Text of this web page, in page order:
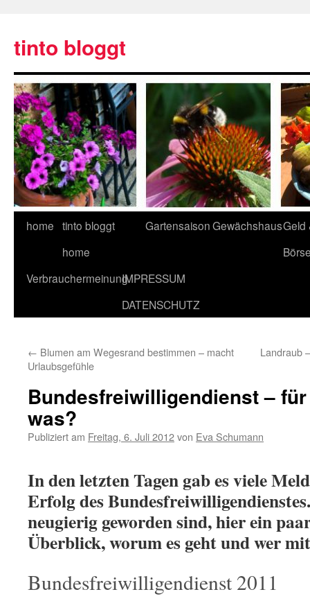
tinto bloggt
home tinto bloggt
home
GartensaisonGewächshausGeld
VerbrauchermeinungIMPRESSUM
DATENSCHUTZ
← Blumen am Wegesrand bestimmen – macht
Urlaubsgefühle
Landraub
Bundesfreiwilligendienst –
was?
Publiziert am Freitag, 6. Juli 2012von Eva Schumann
In den letzten Tagen gab es viele
Erfolg des
neugierig geworden sind, hier ein
Überblick, worum es geht und wer
Bundesfreiwilligendienst 2011